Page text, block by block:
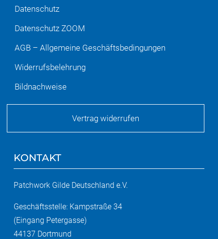
Datenschutz
Datenschutz ZOOM
AGB – Allgemeine Geschäftsbedingungen
Widerrufsbelehrung
Bildnachweise
Vertrag widerrufen
KONTAKT
Patchwork Gilde Deutschland e.V.
Geschäftsstelle: Kampstraße 34
(Eingang Petergasse)
44137 Dortmund